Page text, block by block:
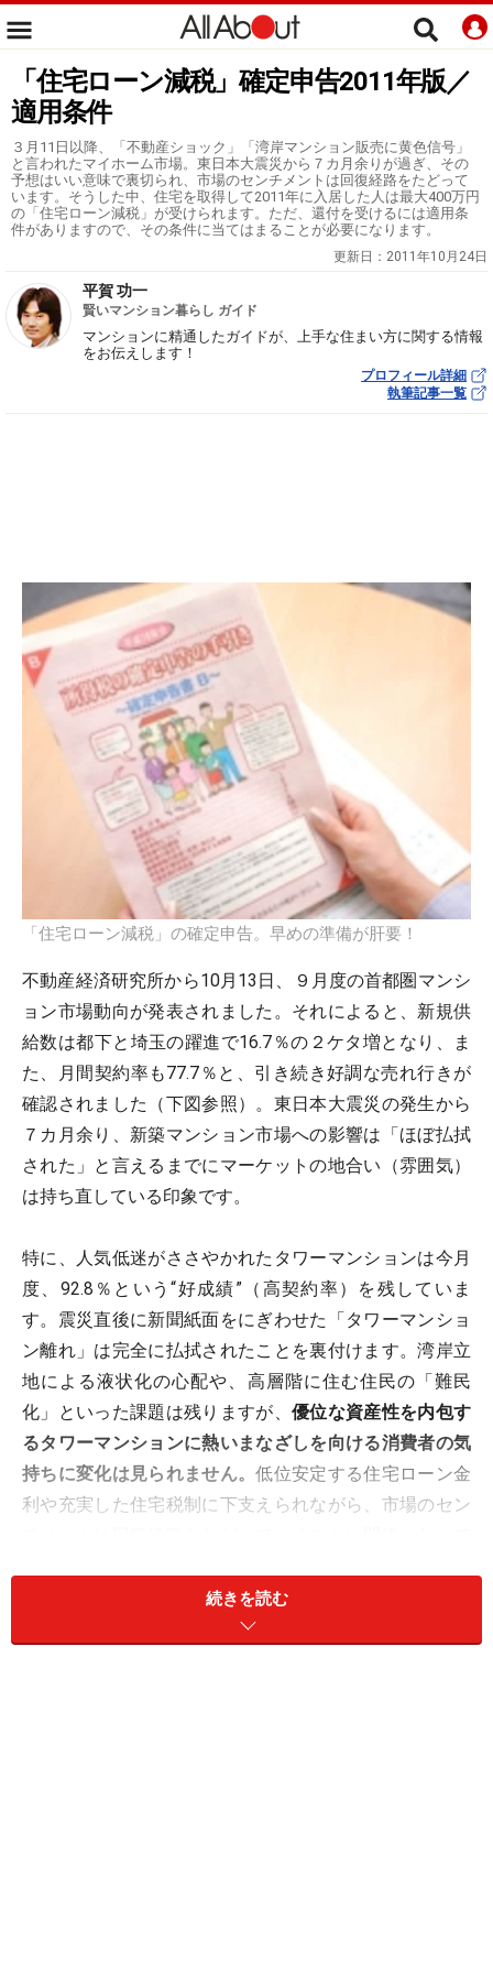
「住宅ローン減税」確定申告2011年版／
適用条件
３月11日以降、「不動産ショック」「湾岸マンション販売に黄色信号」
と言われたマイホーム市場。東日本大震災から７カ月余りが過ぎ、その
予想はいい意味で裏切られ、市場のセンチメントは回復経路をたどって
います。そうした中、住宅を取得して2011年に入居した人は最大400万円
の「住宅ローン減税」が受けられます。ただ、還付を受けるには適用条
件がありますので、その条件に当てはまることが必要になります。
更新日： 2011年10月24日
平賀 功一
賢いマンション暮らし ガイド
マンションに精通したガイドが、上手な住まい方に関する情報
をお伝えします！
プロフィール詳細
執筆記事一覧
「住宅ローン減税」の確定申告。早めの準備が肝要！
不動産経済研究所から10月13日、９月度の首都圏マンシ
ョン市場動向が発表されました。それによると、新規供
給数は都下と埼玉の躍進で16.7％の２ケタ増となり、ま
た、月間契約率も77.7％と、引き続き好調な売れ行きが
確認されました（下図参照）。東日本大震災の発生から
７カ月余り、新築マンション市場への影響は「ほぼ払拭
された」と言えるまでにマーケットの地合い（雰囲気）
は持ち直している印象です。
特に、人気低迷がささやかれたタワーマンションは今月
度、92.8％という“好成績”（高契約率）を残していま
す。震災直後に新聞紙面をにぎわせた「タワーマンショ
ン離れ」は完全に払拭されたことを裏付けます。湾岸立
地による液状化の心配や、高層階に住む住民の「難民
化」といった課題は残りますが、 優位な資産性を内包す
るタワーマンションに熱いまなざしを向ける消費者の気
持ちに変化は見られません。低位安定する住宅ローン金
利や充実した住宅税制に下支えられながら、市場のセン
続きを読む